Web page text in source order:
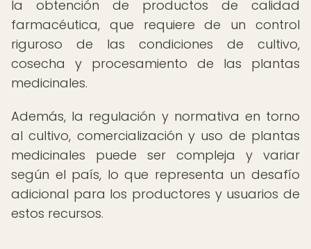
la obtención de productos de calidad
farmacéutica, que requiere de un control
riguroso de las condiciones de cultivo,
cosecha y procesamiento de las plantas
medicinales.
Además, la regulación y normativa en torno
al cultivo, comercialización y uso de plantas
medicinales puede ser compleja y variar
según el país, lo que representa un desafío
adicional para los productores y usuarios de
estos recursos.